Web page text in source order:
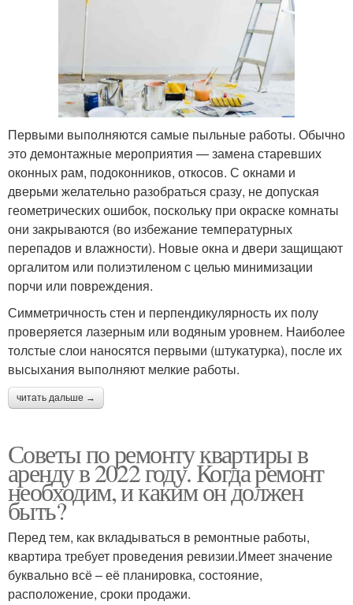
Первыми выполняются самые пыльные работы. Обычно
это демонтажные мероприятия — замена старевших
оконных рам, подоконников, откосов. С окнами и
дверьми желательно разобраться сразу, не допуская
геометрических ошибок, поскольку при окраске комнаты
они закрываются (во избежание температурных
перепадов и влажности). Новые окна и двери защищают
оргалитом или полиэтиленом с целью минимизации
порчи или повреждения.
Симметричность стен и перпендикулярность их полу
проверяется лазерным или водяным уровнем. Наиболее
толстые слои наносятся первыми (штукатурка), после их
высыхания выполняют мелкие работы.
читать дальше →
Советы по ремонту квартиры в
аренду в 2022 году. Когда ремонт
необходим, и каким он должен
быть?
Перед тем, как вкладываться в ремонтные работы,
квартира требует проведения ревизии.Имеет значение
буквально всё – её планировка, состояние,
расположение, сроки продажи.